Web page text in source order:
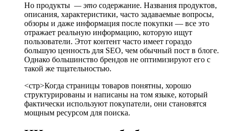
Но продукты — это содержание. Названия продуктов,
описания, характеристики, часто задаваемые вопросы,
обзоры и даже информация после покупки — все это
отражает реальную информацию, которую ищут
пользователи. Этот контент часто имеет гораздо
большую ценность для SEO, чем обычный пост в блоге.
Однако большинство брендов не оптимизируют его с
такой же тщательностью.
<стр>Когда страницы товаров понятны, хорошо
структурированы и написаны на том языке, который
фактически используют покупатели, они становятся
мощным ресурсом для поиска.